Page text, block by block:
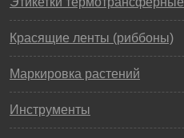
Красящие ленты (риббоны)
Маркировка растений
Инструменты